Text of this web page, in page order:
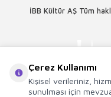
İBB Kültür AŞ Tüm
Çerez Kullanımı
Kişisel verileriniz,
sunulması için